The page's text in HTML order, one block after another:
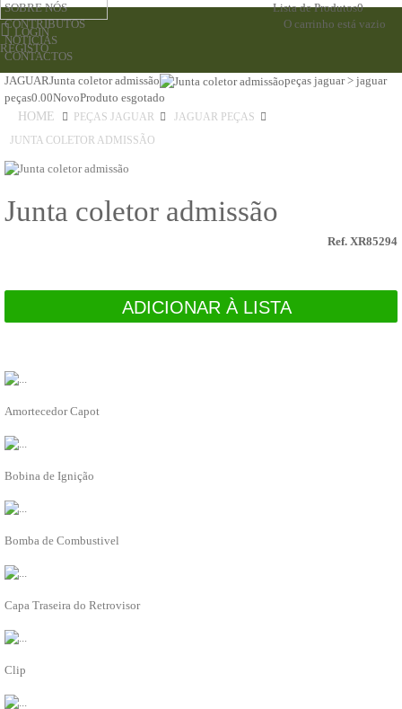
LOGIN
REGISTO
SOBRE NÓS
CONTRIBUTOS
NOTICIAS
CONTACTOS
Lista de Produtos0
O carrinho está vazio
JAGUARJunta coletor admissão
peças jaguar > jaguar
peças0.00NovoProduto esgotado
HOME
PEÇAS JAGUAR
JAGUAR PEÇAS
JUNTA COLETOR ADMISSÃO
Junta coletor admissão
Ref. XR85294
ADICIONAR À LISTA
Amortecedor Capot
Bobina de Ignição
Bomba de Combustivel
Capa Traseira do Retrovisor
Clip